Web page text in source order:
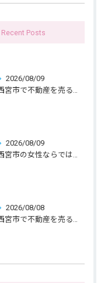
Recent Posts
2026/08/09
2026/08/09
2026/08/08